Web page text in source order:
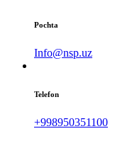
Pochta
Info@nsp.uz
Telefon
+998950351100